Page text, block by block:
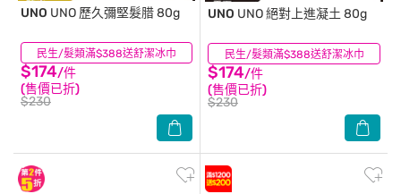
民生/髮類滿$388送舒潔冰巾
UNO UNO 歷久彌堅髮腊 80g
$174/件
(售價已折)
$230
(18) 民生/髮類滿$388送舒潔冰巾
UNO UNO 絕對上進凝土 80g
$174/件
(售價已折)
$230
(15)